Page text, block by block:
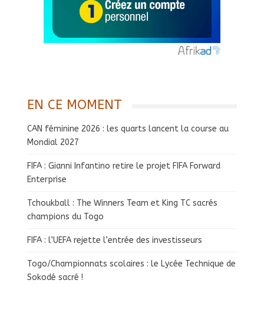
EN CE MOMENT
CAN féminine 2026 : les quarts lancent la course au
Mondial 2027
FIFA : Gianni Infantino retire le projet FIFA Forward
Enterprise
Tchoukball : The Winners Team et King TC sacrés
champions du Togo
FIFA : l’UEFA rejette l’entrée des investisseurs
Togo/Championnats scolaires : le Lycée Technique de
Sokodé sacré !